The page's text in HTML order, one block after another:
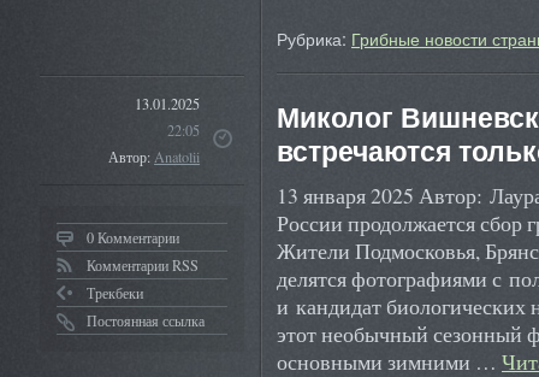
Рубрика: Грибные новости
13.01.2025
22:05
Автор:Anatolii
0 Комментарии
Комментарии RSS
Трекбеки
Постоянная ссылка
Миколог
встречаются
13 января 2025 Автор:
России продолжается сбор
Жители Подмосковья,
делятся фотографиями с
и кандидат
этот необычный сезонный
основными зимними …